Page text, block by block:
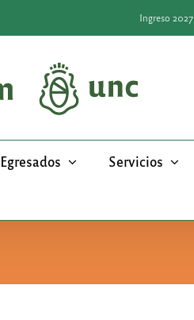
Ingreso 2027
Egresados Servicios